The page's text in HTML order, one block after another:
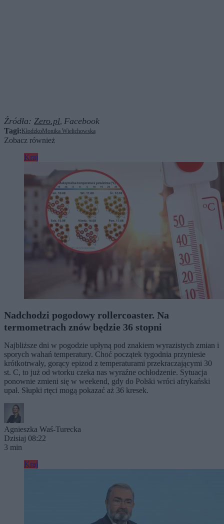
Źródła: Zero.pl, Facebook
Tagi: KłodzkoMonika Wielichowska
Zobacz również
Kraj
Nadchodzi pogodowy rollercoaster. Na
termometrach znów będzie 36 stopni
Najbliższe dni w pogodzie upłyną pod znakiem wyrazistych zmian i
sporych wahań temperatury. Choć początek tygodnia przyniesie
krótkotrwały, gorący epizod z temperaturami przekraczającymi 30
st. C, to już od wtorku czeka nas wyraźne ochłodzenie. Sytuacja
ponownie zmieni się w weekend, gdy do Polski wróci afrykański
upał. Słupki rtęci mogą pokazać aż 36 kresek.
Agnieszka Waś-Turecka
Dzisiaj 08:22
3 min
Kraj